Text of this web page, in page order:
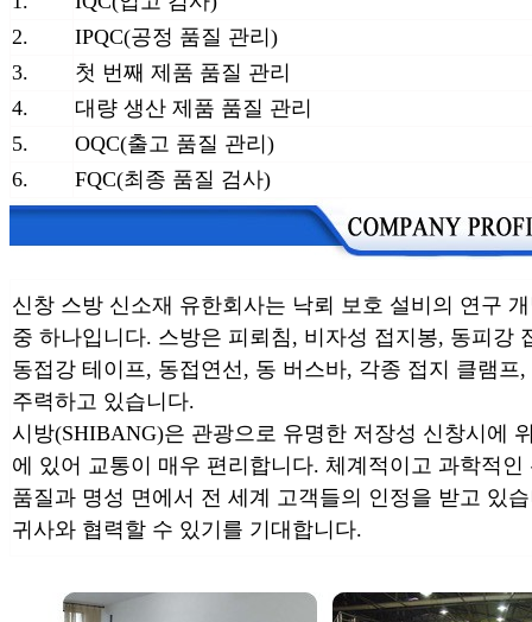
2.
IPQC(공정 품질 관리)
3.
첫 번째 제품 품질 관리
4.
대량 생산 제품 품질 관리
5.
OQC(출고 품질 관리)
6.
FQC(최종 품질 검사)
신창 스방 신소재 유한회사는 낙뢰 보호 설비의 연구
중 하나입니다. 스방은 피뢰침, 비자성 접지봉, 동피강
동접강 테이프, 동접연선, 동 버스바, 각종 접지 클램
주력하고 있습니다.
시방(SHIBANG)은 관광으로 유명한 저장성 신창시에
에 있어 교통이 매우 편리합니다. 체계적이고 과학적
품질과 명성 면에서 전 세계 고객들의 인정을 받고 있
귀사와 협력할 수 있기를 기대합니다.